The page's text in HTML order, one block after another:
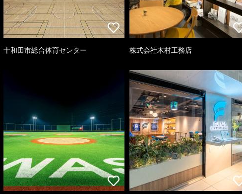
十和田市総合体育センター 株式会社木村工務店